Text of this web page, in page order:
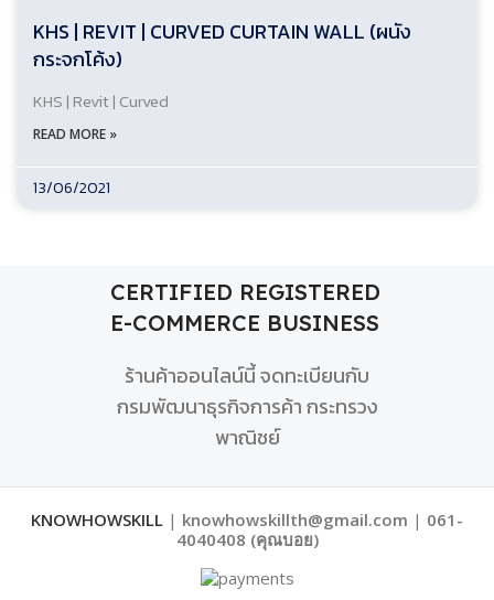
KHS | REVIT | CURVED CURTAIN WALL (ผนัง
กระจกโค้ง)
KHS | Revit | Curved
READ MORE »
13/06/2021
CERTIFIED REGISTERED
E-COMMERCE BUSINESS
ร้านค้าออนไลน์นี้ จดทะเบียนกับ
กรมพัฒนาธุรกิจการค้า กระทรวง
พาณิชย์
KNOWHOWSKILL | knowhowskillth@gmail.com | 061-
4040408 (คุณบอย)